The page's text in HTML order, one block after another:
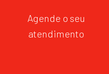
Agende o seu
atendimento